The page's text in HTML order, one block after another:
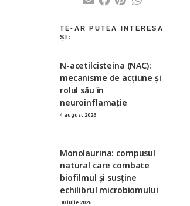
N-acetilcisteina (NAC):
mecanisme de acțiune și
rolul său în
neuroinflamație
4 august 2026
Monolaurina: compusul
natural care combate
biofilmul și susține
echilibrul microbiomului
30 iulie 2026